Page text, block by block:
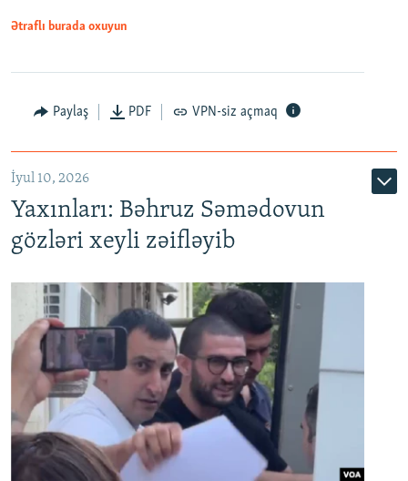
Ətraflı burada oxuyun
Paylaş PDF VPN-siz açmaq
İyul 10, 2026
Yaxınları: Bəhruz Səmədovun
gözləri xeyli zəifləyib